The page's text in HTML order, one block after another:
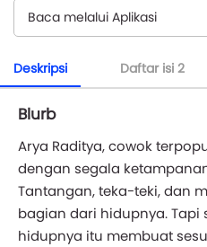
Baca melalui Aplikasi
Deskripsi Daftar isi 2
Blurb
Arya Raditya, cowok
dengan segala
Tantangan, teka-teki, dan
bagian dari hidupnya. Tapi
hidupnya itu membuat